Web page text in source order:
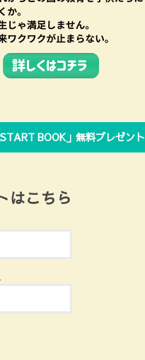
START BOOK」無料プレゼント
はこちら